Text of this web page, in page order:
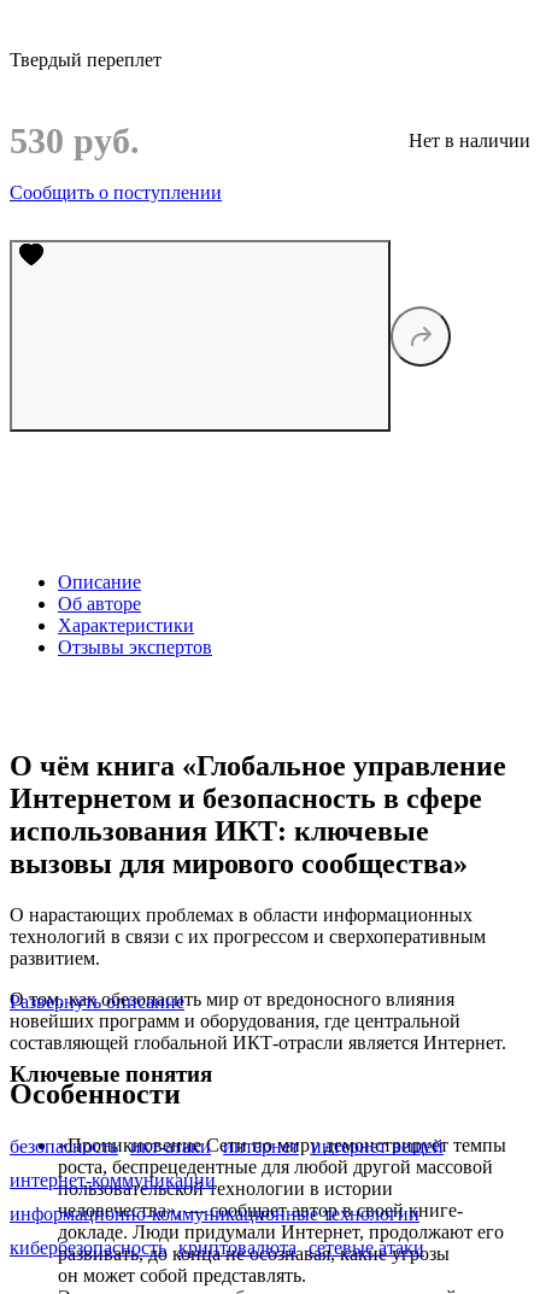
Твердый переплет
530 руб. Нет в наличии
Сообщить о поступлении
Описание
Об авторе
Характеристики
Отзывы экспертов
О чём книга «Глобальное управление
Интернетом и безопасность в сфере
использования ИКТ: ключевые
вызовы для мирового сообщества»
О нарастающих проблемах в области информационных
технологий в связи с их прогрессом и сверхоперативным
развитием.
О том, как обезопасить мир от вредоносного влияния
новейших программ и оборудования, где центральной
составляющей глобальной ИКТ-отрасли является Интернет.
Особенности
«Проникновение Сети по миру демонстрирует темпы
роста, беспрецедентные для любой другой массовой
пользовательской технологии в истории
человечества», — сообщает автор в своей книге-
докладе. Люди придумали Интернет, продолжают его
развивать, до конца не осознавая, какие угрозы
он может собой представлять.
Развернуть описание
Ключевые понятия
безопасность икт-атаки интернет интернет вещей
интернет-коммуникации
информационно-коммуникационные технологии
кибербезопасность криптовалюта сетевые атаки